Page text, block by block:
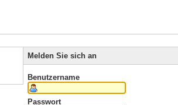
Melden Sie sich an
Benutzername
Passwort